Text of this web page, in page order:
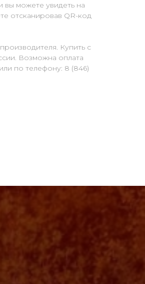
вы можете увидеть на
отсканировав QR-код
Купить с
Возможна оплата
по телефону: 8 (846)